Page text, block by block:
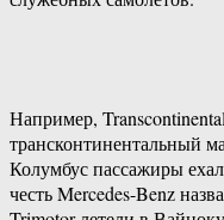
Например,
трансконтинентальный
Колумбус пассажиры
честь Mercedes-Benz